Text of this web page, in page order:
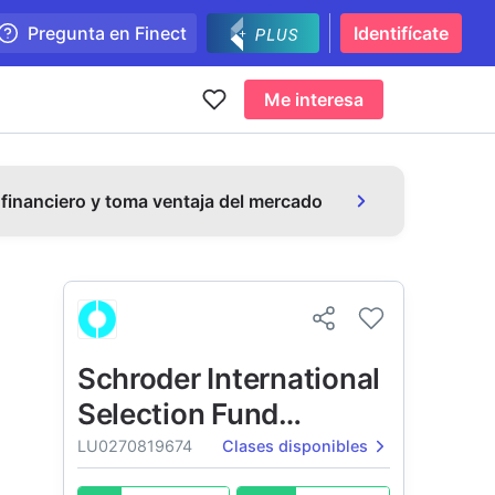
Pregunta en Finect Identifícate
Me interesa
y toma ventaja del mercado
Schroder International
Selection Fund
Japanese
Opportunities
LU0270819674 Clases disponibles